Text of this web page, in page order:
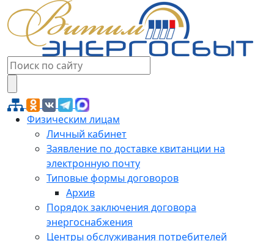
Физическим лицам
Личный кабинет
Заявление по доставке квитанции на
электронную почту
Типовые формы договоров
Архив
Порядок заключения договора
энергоснабжения
Центры обслуживания потребителей